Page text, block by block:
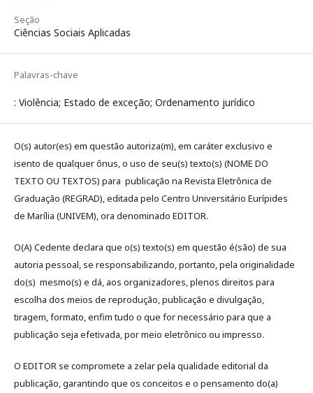
Seção
Ciências Sociais Aplicadas
Palavras-chave
: Violência; Estado de exceção; Ordenamento jurídico
O(s) autor(es) em questão autoriza(m), em caráter exclusivo e
isento de qualquer ônus, o uso de seu(s) texto(s) (NOME DO
TEXTO OU TEXTOS) para publicação na Revista Eletrônica de
Graduação (REGRAD), editada pelo Centro Universitário Eurípides
de Marília (UNIVEM), ora denominado EDITOR.
O(A) Cedente declara que o(s) texto(s) em questão é(são) de sua
autoria pessoal, se responsabilizando, portanto, pela originalidade
do(s) mesmo(s) e dá, aos organizadores, plenos direitos para
escolha dos meios de reprodução, publicação e divulgação,
tiragem, formato, enfim tudo o que for necessário para que a
publicação seja efetivada, por meio eletrônico ou impresso.
O EDITOR se compromete a zelar pela qualidade editorial da
publicação, garantindo que os conceitos e o pensamento do(a)